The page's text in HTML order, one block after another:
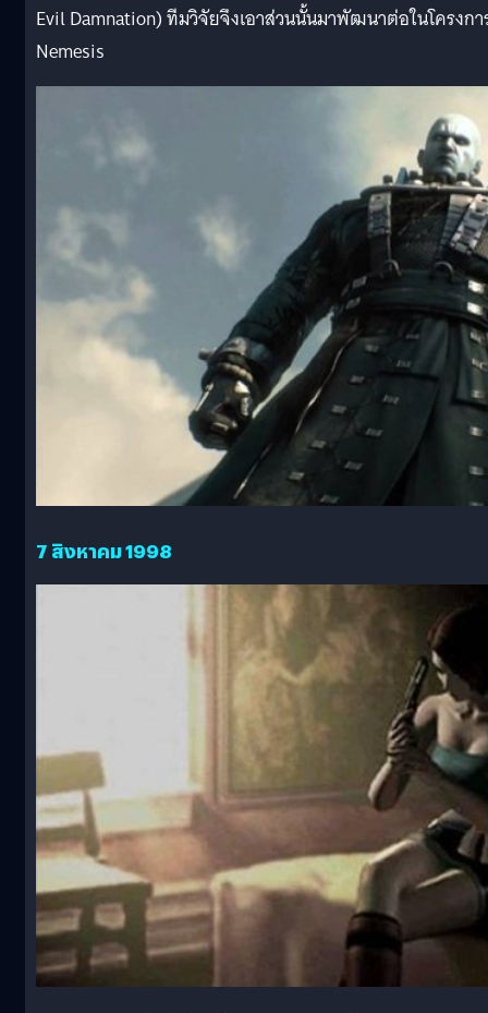
Evil Damnation) ทีมวิจัยจึงเอาส่วนนั้นมาพัฒนาต่อในโครงกา
Nemesis
7 สิงหาคม 1998